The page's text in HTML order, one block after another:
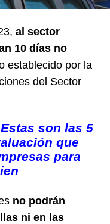
al sector
10 días no
establecido por la
del Sector
Estas son las 5
que
para
no podrán
ni en las